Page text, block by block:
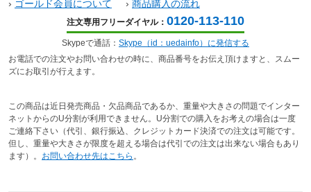
› ゴールド会員について › 商品購入の流れ
注文専用フリーダイヤル： 0120-113-110
Skypeで通話： Skype（id：uedainfo）に発信する
お電話での注文やお問い合わせの時に、商品番号をお伝え頂けますと、スムー
ズにお取引が行えます。
この商品は近日発売商品・欠品商品であるか、重量や大きさの問題でインター
ネットからのU分割が利用できません。U分割での購入をお考えの場合は一度
ご連絡下さい（代引、銀行振込、クレジットカード決済での注文は可能です。
但し、重量や大きさが限度を超える場合は代引での注文は出来ない場合もあり
ます）。 お問い合わせ先はこちら 。